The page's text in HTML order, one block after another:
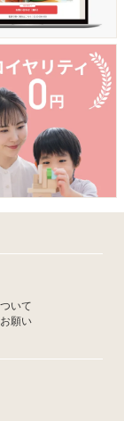
いて
願い